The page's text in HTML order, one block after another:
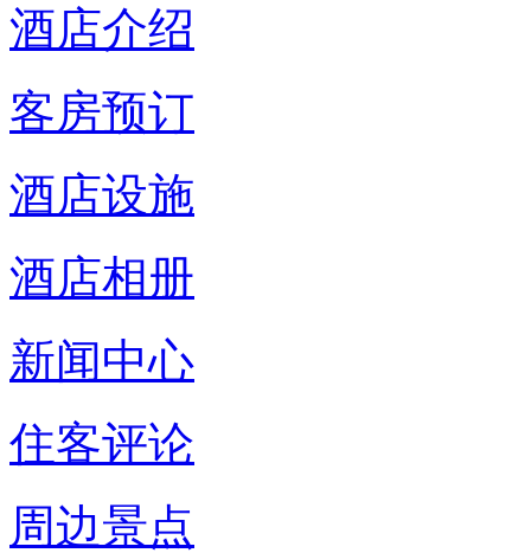
酒店介绍
客房预订
酒店设施
酒店相册
新闻中心
住客评论
周边景点